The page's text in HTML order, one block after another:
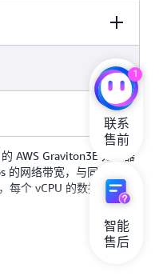
务、视频编码、游戏、科
学习推理等在内的工作负
仅限 EBS
实例存储（GB）
仅限 EBS
实例存储（GB）
仅限 EBS
实例存储（GB）
仅限 EBS
实例存储（GB）
仅限 EBS
AWS Graviton3E 处理器
网络带宽，与同类基于
个 vCPU 的数据包处理
1
联系
售前
智能
售后